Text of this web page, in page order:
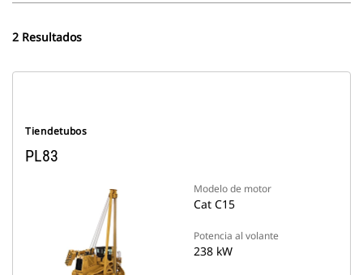
2 Resultados
Tiendetubos
PL83
Modelo de motor
Cat C15
Potencia al volante
238 kW